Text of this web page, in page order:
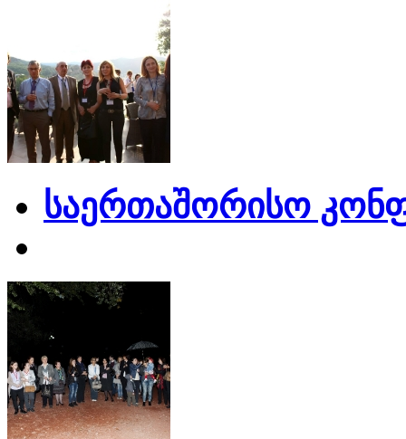
საერთაშორისო